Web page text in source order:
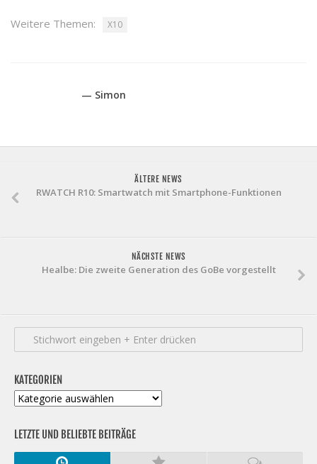
Weitere Themen: X10
— Simon
ÄLTERE NEWS
RWATCH R10: Smartwatch mit Smartphone-Funktionen
NÄCHSTE NEWS
Healbe: Die zweite Generation des GoBe vorgestellt
KATEGORIEN
Kategorien
LETZTE UND BELIEBTE BEITRÄGE